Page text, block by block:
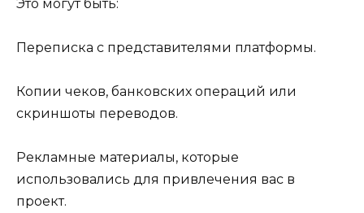
Это могут быть:
Переписка с представителями платформы.
Копии чеков, банковских операций или
скриншоты переводов.
Рекламные материалы, которые
использовались для привлечения вас в
проект.